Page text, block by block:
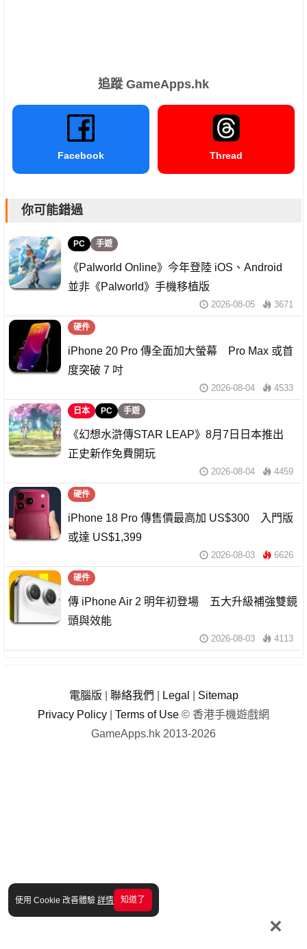
使用 Cookie 改善體驗 詳情 知道了
×
追蹤 GameApps.hk
Facebook Thread
你可能錯過
PC 手遊
《Palworld Online》今年登陸 iOS、Android
並非《Palworld》手機移植版
2026-08-05 3671
硬件
iPhone 20 Pro 傳全面加大螢幕 Pro Max 或首
度突破 7 吋
2026-08-04 4533
日本 PC 手遊
《幻想水滸傳STAR LEAP》8月7日日本推出
正史新作免費開玩
2026-08-04 4459
硬件
iPhone 18 Pro 傳售價最高加 US$300 入門版
或達 US$1,399
2026-08-03 6626
硬件
傳 iPhone Air 2 明年初登場 五大升級補強雙鏡
頭與效能
2026-08-03 4113
電腦版 聯絡我們 Legal
Sitemap
Privacy Policy
Terms of Use © 香港手機遊戲網
GameApps.hk 2013-2026